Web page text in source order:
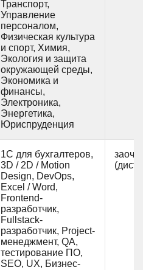
Транспорт,
Управление
персоналом,
Физическая культура
и спорт, Химия,
Экология и защита
окружающей среды,
Экономика и
финансы,
Электроника,
Энергетика,
Юриспруденция
1С для бухгалтеров,
3D / 2D / Motion
Design, DevOps,
Excel / Word,
Frontend-
разработчик,
Fullstack-
разработчик, Project-
менеджмент, QA,
тестирование ПО,
SEO, UX, Бизнес-